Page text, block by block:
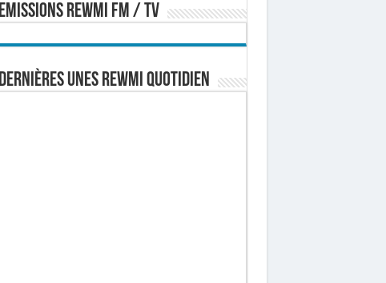
EMISSIONS REWMI FM / TV
Dernières Unes Rewmi Quotidien